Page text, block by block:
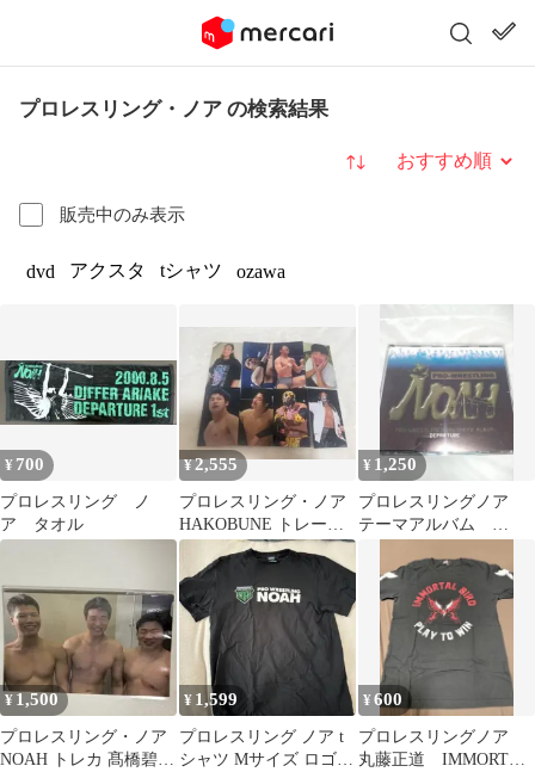
プロレスリング・ノア の検索結果
販売中のみ表示
並び替え
dvd アクスタ tシャツ ozawa
¥ 700
プロレスリング ノ
ア タオル
¥2,555
プロレスリング・ノア
HAKOBUNE トレーデ
ィングカード 25〜26年
分
¥ 1,250
プロレスリングノア
テーマアルバム
¥ 1,500
プロレスリング・ノア
NOAH トレカ 髙橋碧
¥ 1,599
プロレスリング ノア t
シャツ Mサイズ ロゴ
¥600
プロレスリングノア
丸藤正道 IMMORTAL